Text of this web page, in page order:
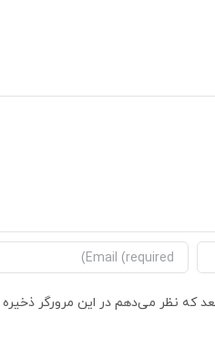
که نظر می‌دهم در این مرورگر